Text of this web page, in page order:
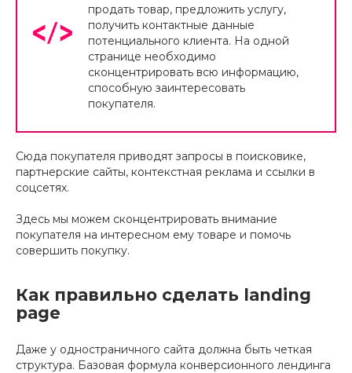
продать товар, предложить услугу,
получить контактные данные
потенциального клиента. На одной
странице необходимо
сконцентрировать всю информацию,
способную заинтересовать
покупателя.
Сюда покупателя приводят запросы в поисковике,
партнерские сайты, контекстная реклама и ссылки в
соцсетях.
Здесь мы можем сконцентрировать внимание
покупателя на интересном ему товаре и помочь
совершить покупку.
Как правильно сделать landing
page
Даже у одностраничного сайта должна быть четкая
структура. Базовая формула конверсионного лендинга